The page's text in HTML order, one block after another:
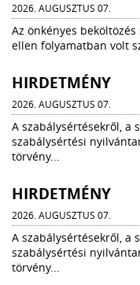
2026. AUGUSZTUS 07.
Az önkényes
ellen folyamatban volt
HIRDETMÉNY
2026. AUGUSZTUS 07.
A szabálysértésekről, a
szabálysértési
törvény...
HIRDETMÉNY
2026. AUGUSZTUS 07.
A szabálysértésekről, a
szabálysértési
törvény...